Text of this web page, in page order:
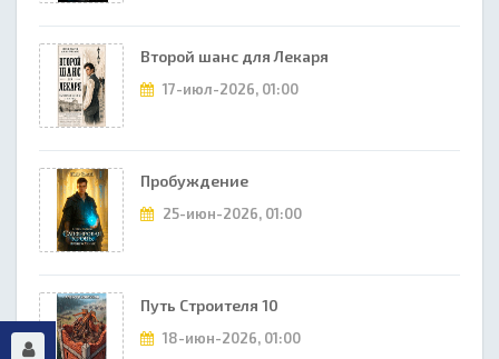
Второй шанс для Лекаря
17-июл-2026, 01:00
Пробуждение
25-июн-2026, 01:00
Путь Строителя 10
18-июн-2026, 01:00